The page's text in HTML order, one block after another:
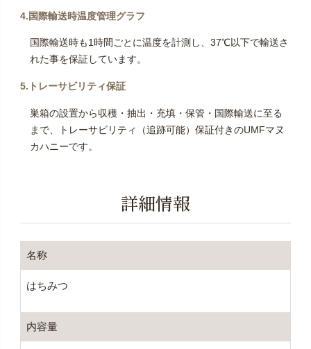
4.国際輸送時温度管理グラフ
国際輸送時も1時間ごとに温度を計測し、37℃以下で輸送さ
れた事を保証しています。
5.トレーサビリティ保証
巣箱の設置から収穫・抽出・充填・保管・国際輸送に至る
まで、トレーサビリティ（追跡可能）保証付きのUMFマヌ
カハニーです。
詳細情報
名称
はちみつ
内容量